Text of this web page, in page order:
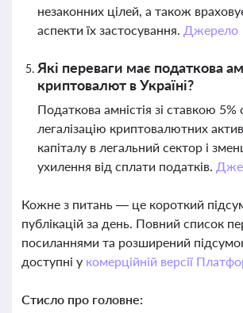
незаконних цілей, а також
аспекти їх застосування. Джерело
Які переваги має податкова
криптовалют в Україні?
Податкова амністія зі ставкою
легалізацію криптовалютних
капіталу в легальний сектор і
ухилення від сплати податків.
Кожне з питань — це короткий
публікацій за день. Повний список
посиланнями та розширений
доступні у комерційній версії
Стисло про головне: